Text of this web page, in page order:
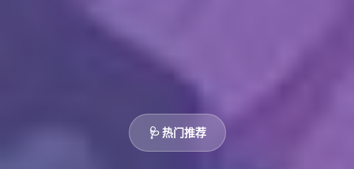
🩺 热门推荐